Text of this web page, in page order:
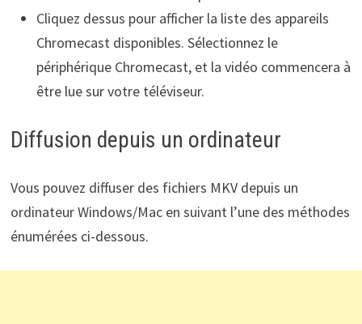
Cliquez dessus pour afficher la liste des appareils
Chromecast disponibles. Sélectionnez le
périphérique Chromecast, et la vidéo commencera à
être lue sur votre téléviseur.
Diffusion depuis un ordinateur
Vous pouvez diffuser des fichiers MKV depuis un
ordinateur Windows/Mac en suivant l’une des méthodes
énumérées ci-dessous.